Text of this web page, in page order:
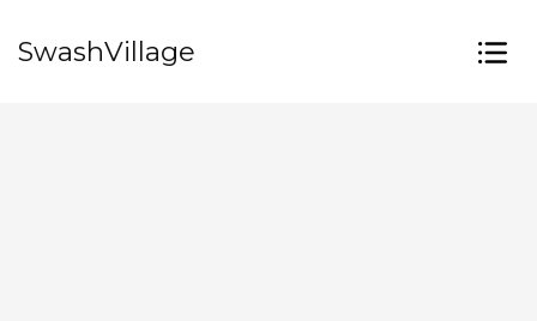
SwashVillage